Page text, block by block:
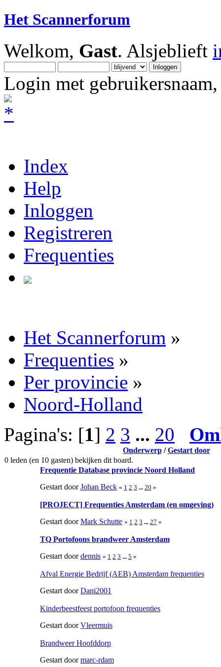
Het Scannerforum
Welkom, Gast. Alsjeblieft
Login met
Index
Help
Inloggen
Registreren
Frequenties
Het Scannerforum »
Frequenties »
Per provincie »
Noord-Holland
Pagina's: [1] 2 3 ... 20
Onderwerp/Gestart door
0 leden (en 10 gasten) bekijken dit board.
Frequentie Database provincie Noord Holland
Gestart doorJohan Beck « 1 2 3 ... 20 »
[PROJECT] Frequenties Amsterdam (en omgeving)
Gestart doorMark Schutte « 1 2 3 ... 27 »
TQ Portofoons brandweer Amsterdam
Gestart doordennis « 1 2 3 ... 5 »
Afval Energie Bedrijf (AEB) Amsterdam frequenties
Gestart doorDani2001
Kinderbeestfeest portofoon frequenties
Gestart doorVleermuis
Brandweer Hoofddorp
Gestart doormarc-rdam